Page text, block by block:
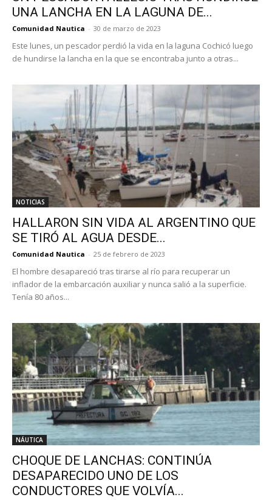
UNA LANCHA EN LA LAGUNA DE...
Comunidad Nautica - 30 de marzo de 2023
Este lunes, un pescador perdió la vida en la laguna Cochicó luego
de hundirse la lancha en la que se encontraba junto a otras...
NOTICIAS
HALLARON SIN VIDA AL ARGENTINO QUE
SE TIRÓ AL AGUA DESDE...
Comunidad Nautica - 25 de febrero de 2023
El hombre desapareció tras tirarse al río para recuperar un
inflador de la embarcación auxiliar y nunca salió a la superficie.
Tenía 80 años...
NÁUTICA
CHOQUE DE LANCHAS: CONTINÚA
DESAPARECIDO UNO DE LOS
CONDUCTORES QUE VOLVÍA...